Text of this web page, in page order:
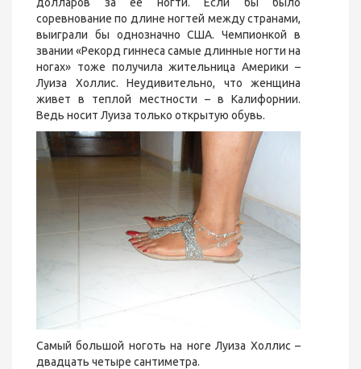
соревнование по длине ногтей между странами,
выиграли бы однозначно США. Чемпионкой в
звании «Рекорд гиннеса самые длинные ногти на
ногах» тоже получила жительница Америки –
Луиза Холлис. Неудивительно, что женщина
живет в теплой местности – в Калифорнии.
Ведь носит Луиза только открытую обувь.
Самый большой ноготь на ноге Луиза Холлис –
двадцать четыре сантиметра.